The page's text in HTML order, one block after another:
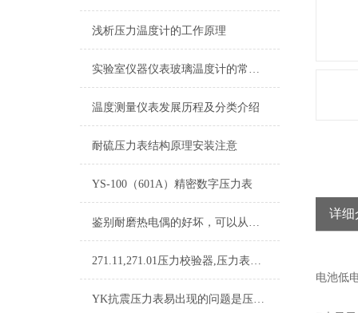
浅析压力温度计的工作原理
实验室仪器仪表玻璃温度计的常见种类
温度测量仪表发展历程及分类介绍
耐硫压力表结构原理安装注意
YS-100（601A）精密数字压力表
鉴别耐磨热电偶的好坏，可以从这五个点入手
271.11,271.01压力校验器,压力表校验器
YK抗震压力表易出现的问题是压力指示不准
详细
电池低